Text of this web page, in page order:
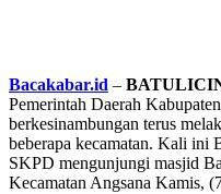
Bacakabar.id –
Pemerintah Daerah
berkesinambungan terus
beberapa kecamatan. Kali ini
SKPD mengunjungi masjid
Kecamatan Angsana Kamis,